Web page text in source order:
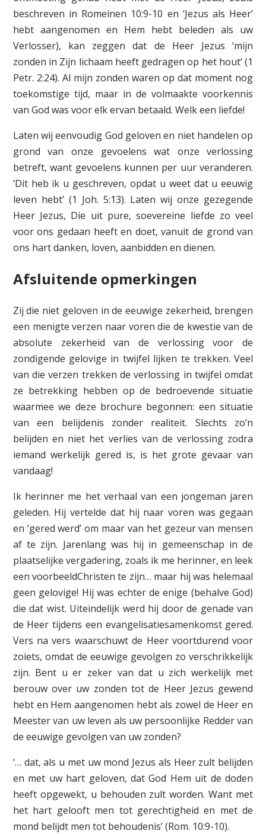
beschreven in Ro­meinen 10:9-10 en ‘Jezus als Heer’
hebt aangenomen en Hem hebt beleden als uw
Verlosser), kan zeggen dat de Heer Jezus ‘mijn
zonden in Zijn lichaam heeft gedragen op het hout’ (1
Petr. 2:24). Al mijn zonden waren op dat moment nog
toekomstige tijd, maar in de volmaakte voor­­kennis
van God was voor elk ervan betaald. Welk een liefde!
Laten wij eenvoudig God geloven en niet handelen op
grond van onze gevoelens wat onze verlossing
betreft, want gevoelens kunnen per uur veranderen.
‘Dit heb ik u geschreven, opdat u weet dat u eeuwig
leven hebt’ (1 Joh. 5:13). Laten wij onze gezegende
Heer Jezus, Die uit pure, soevereine liefde zo veel
voor ons gedaan heeft en doet, vanuit de grond van
ons hart danken, loven, aanbidden en dienen.
Afsluitende opmerkingen
Zij die niet geloven in de eeuwige zekerheid, brengen
een menigte verzen naar voren die de kwestie van de
absolute zekerheid van de verlossing voor de
zondigende gelovige in twijfel lijken te trekken. Veel
van die verzen trekken de verlossing in twijfel omdat
ze betrekking hebben op de bedroevende situatie
waarmee we deze brochure be­gonnen: een situatie
van een belijdenis zonder realiteit. Slechts zo’n
belijden en niet het verlies van de verlossing zodra
iemand werkelijk gered is, is het grote gevaar van
vandaag!
Ik herinner me het verhaal van een jongeman jaren
geleden. Hij ver­telde dat hij naar voren was gegaan
en ‘gered werd’ om maar van het gezeur van mensen
af te zijn. Jarenlang was hij in gemeenschap in de
plaatselijke vergadering, zoals ik me herinner, en leek
een voorbeeld­Christen te zijn… maar hij was helemaal
geen gelovige! Hij was echter de enige (behalve God)
die dat wist. Uiteindelijk werd hij door de genade van
de Heer tijdens een evangelisatiesamenkomst gered.
Vers na vers waarschuwt de Heer voortdurend voor
zoiets, omdat de eeuwige gevolgen zo verschrikkelijk
zijn. Bent u er zeker van dat u zich werkelijk met
berouw over uw zonden tot de Heer Jezus gewend
hebt en Hem aangenomen hebt als zowel de Heer en
Meester van uw leven als uw persoonlijke Redder van
de eeuwige gevolgen van uw zonden?
‘… dat, als u met uw mond Jezus als Heer zult belijden
en met uw hart geloven, dat God Hem uit de doden
heeft opgewekt, u behouden zult worden. Want met
het hart gelooft men tot gerechtigheid en met de
mond belijdt men tot behoudenis’ (Rom. 10:9-10).